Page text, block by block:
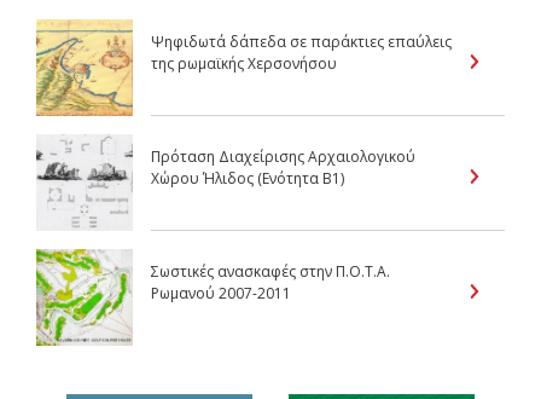
Ψηφιδωτά δάπεδα σε παράκτιες επαύλεις
της ρωμαϊκής Χερσονήσου
Πρόταση Διαχείρισης Αρχαιολογικού
Χώρου Ήλιδος (Ενότητα Β1)
Σωστικές ανασκαφές στην Π.Ο.Τ.Α.
Ρωμανού 2007-2011